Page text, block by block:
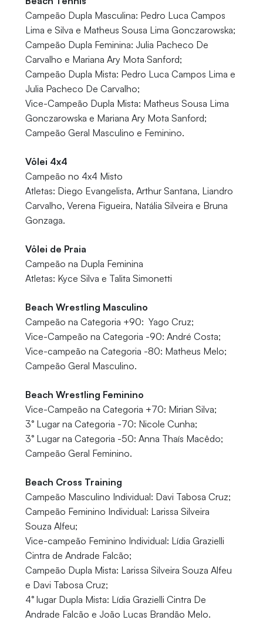
Campeão Dupla Masculina: Pedro Luca Campos
Lima e Silva e Matheus Sousa Lima Gonczarowska;
Campeão Dupla Feminina: Julia Pacheco De
Carvalho e Mariana Ary Mota Sanford;
Campeão Dupla Mista: Pedro Luca Campos Lima e
Julia Pacheco De Carvalho;
Vice-Campeão Dupla Mista: Matheus Sousa Lima
Gonczarowska e Mariana Ary Mota Sanford;
Campeão Geral Masculino e Feminino.
Vôlei 4x4
Campeão no 4x4 Misto
Atletas: Diego Evangelista, Arthur Santana, Liandro
Carvalho, Verena Figueira, Natália Silveira e Bruna
Gonzaga.
Vôlei de Praia
Campeão na Dupla Feminina
Atletas: Kyce Silva e Talita Simonetti
Beach Wrestling Masculino
Campeão na Categoria +90: Yago Cruz;
Vice-Campeão na Categoria -90: André Costa;
Vice-campeão na Categoria -80: Matheus Melo;
Campeão Geral Masculino.
Beach Wrestling Feminino
Vice-Campeão na Categoria +70: Mirian Silva;
3° Lugar na Categoria -70: Nicole Cunha;
3° Lugar na Categoria -50: Anna Thaís Macêdo;
Campeão Geral Feminino.
Beach Cross Training
Campeão Masculino Individual: Davi Tabosa Cruz;
Campeão Feminino Individual: Larissa Silveira
Souza Alfeu;
Vice-campeão Feminino Individual: Lídia Grazielli
Cintra de Andrade Falcão;
Campeão Dupla Mista: Larissa Silveira Souza Alfeu
e Davi Tabosa Cruz;
4° lugar Dupla Mista: Lídia Grazielli Cintra De
Andrade Falcão e João Lucas Brandão Melo.